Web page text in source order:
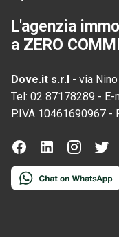
L'agenzia
a ZERO
Dove.it s.r.l - via
Tel: 02 87178289 - E-
P.IVA 10461690967 -